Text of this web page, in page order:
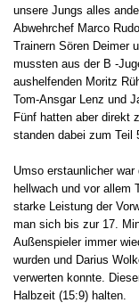
unsere Jungs alles
Abwehrchef Marco
Trainern Sören Deimer
mussten aus der B -
aushelfenden Moritz
Tom-Ansgar Lenz und
Fünf hatten aber direkt
standen dabei zum Teil
Umso erstaunlicher
hellwach und vor allem
starke Leistung der
man sich bis zur 17.
Außenspieler immer
wurden und Darius
verwerten konnte.
Halbzeit (15:9) halten.